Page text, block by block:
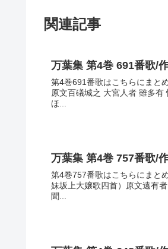
関連記事
万葉集 第4巻 691番歌/
第4巻691番歌はこちらにまと
原文百礒城之 大宮人者 雖多
ほ...
万葉集 第4巻 757番歌/
第4巻757番歌はこちらにまと
妹坂上大嬢歌四首）原文遠有
聞...